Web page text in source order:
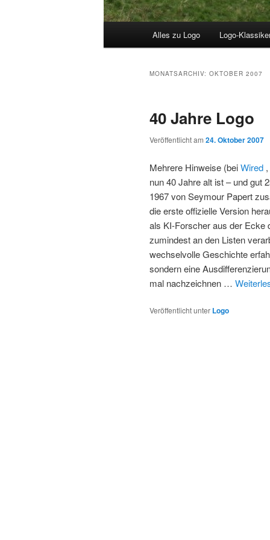
Alles zu Logo Logo-
MONATSARCHIV: OKTOBER 2007
40 Jahre Logo
Veröffentlicht am 24. Oktober 2007
Mehrere Hinweise (beiWired
nun 40 Jahre alt ist – und gut
1967 von Seymour Papert
die erste offizielle Version
als KI-Forscher aus der Ecke
zumindest an den Listen
wechselvolle Geschichte
sondern eine
mal nachzeichnen …
Veröffentlicht unter Logo